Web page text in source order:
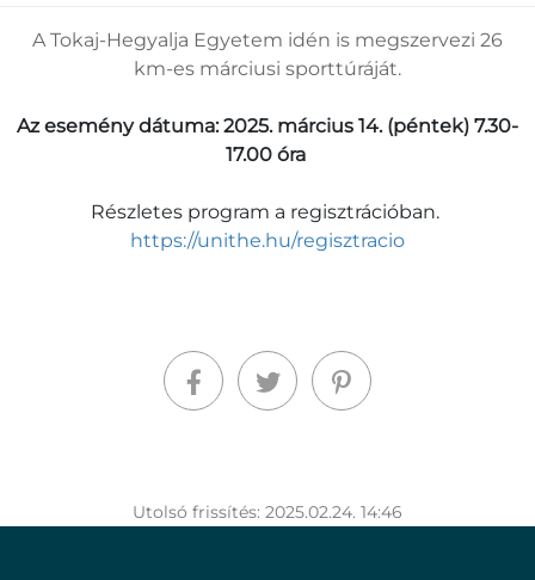
A Tokaj-Hegyalja Egyetem idén is megszervezi 26
km-es márciusi sporttúráját.
Az esemény dátuma: 2025. március 14. (péntek) 7.30-
17.00 óra
Részletes program a regisztrációban.
https://unithe.hu/regisztracio
Utolsó frissítés: 2025.02.24. 14:46